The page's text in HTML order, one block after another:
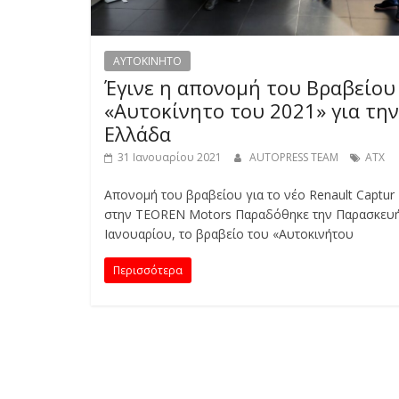
AYTOKINHTO
Έγινε η απονομή του Βραβείου
«Αυτοκίνητο του 2021» για την
Ελλάδα
31 Ιανουαρίου 2021 AUTOPRESS TEAM ΑΤΧ
Απονομή του βραβείου για το νέο Renault Captur
στην TEOREN Motors Παραδόθηκε την
Ιανουαρίου, το βραβείο του «Αυτοκινήτου
Περισσότερα